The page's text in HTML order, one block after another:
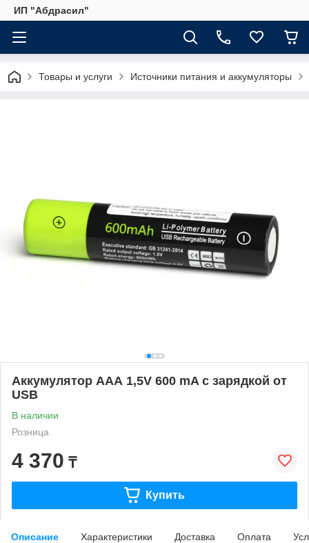
ИП "Абдрасил"
Товары и услуги Источники питания и аккумуляторы
Аккумулятор ААА 1,5V 600 mA с зарядкой от
USB
В наличии
Розница
4 370 ₸
Купить
Описание Характеристики Доставка Оплата